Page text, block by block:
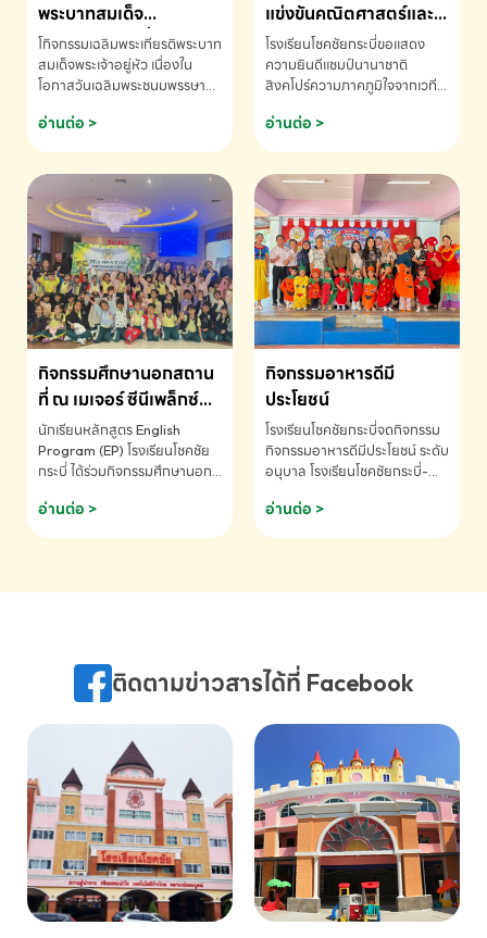
พระบาทสมเด็จ
พระเจ้าอยู่หัว เนื่องใน
โอกาสวันเฉลิม
พระชนมพรรษา
โกิจกรรมเฉลิมพระเกียรติพระบาท
สมเด็จพระเจ้าอยู่หัว เนื่องใน
โอกาสวันเฉลิมพระชนมพรรษา
ข้อมูลเพิ่มเติม โทร. 075-691910
อ่านต่อ >
แข่งขันคณิตศาสตร์และ
คณิตคิดเร็วนานาชาติ
ครั้งที่ 46 ประจำปี 2569
ณ ประเทศสิงคโปร์
โรงเรียนโชคชัยกระบี่ขอแสดง
ความยินดีแชมป์นานาชาติ
สิงคโปร์ความภาคภูมิใจจากเวที
ด.ช.พัทธนันท์ พรหมพันธ์ ชั้น
อนุบาล EP K3 โรงเรียนโชคชัย
แข่งขันคณิตศาสตร์และคณิตคิด
เร็วนานาชาติ ครั้งที่ 46 ประจำปี
2569 ณ ประเทศสิงคโปร์
INTERNATIONAL
MATHEMATICS AND
MENTAL ARITHMETIC
COMPETITION 2026 - ถ้วย
รางวัลรองชนะเลิศอันดับที่ 2
Mental Arithmetic
Competition K2 - ถ้วยรางวัล
รองชนะเลิศอันดับที่ 2 Mental
K2(Grop) โรงเรียนโชคชัยกระบี่-
สอบถามข้อมูลเพิ่มเติม โทร.
075-691910
อ่านต่อ >
กิจกรรมศึกษานอกสถาน
ที่ ณ เมเจอร์ ซีนีเพล็กซ์
ระดับประถมศึกษา (EP.1-
6)
นักเรียนหลักสูตร English
Program (EP) โรงเรียนโชคชัย
กระบี่ ได้ร่วมกิจกรรมศึกษานอก
ชมภาพยนตร์ Toy Story 5
(Soundtrack)เพื่อเสริมทักษะ
ภาษา ผ่านประสบการณ์การเรียนรู้
075-691910
อ่านต่อ >
กิจกรรมอาหารดีมี
ประโยชน์
โรงเรียนโชคชัยกระบี่จดกิจกรรม
กิจกรรมอาหารดีมีประโยชน์ ระดับ
อนุบาล โรงเรียนโชคชัยกระบี่-
075-691910
อ่านต่อ >
ติดตามข่าวสารได้ที่ Facebook